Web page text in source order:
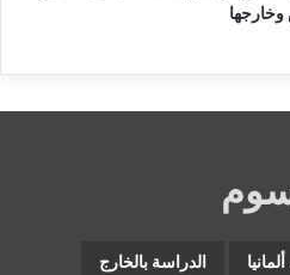
الدراسة بالخارج